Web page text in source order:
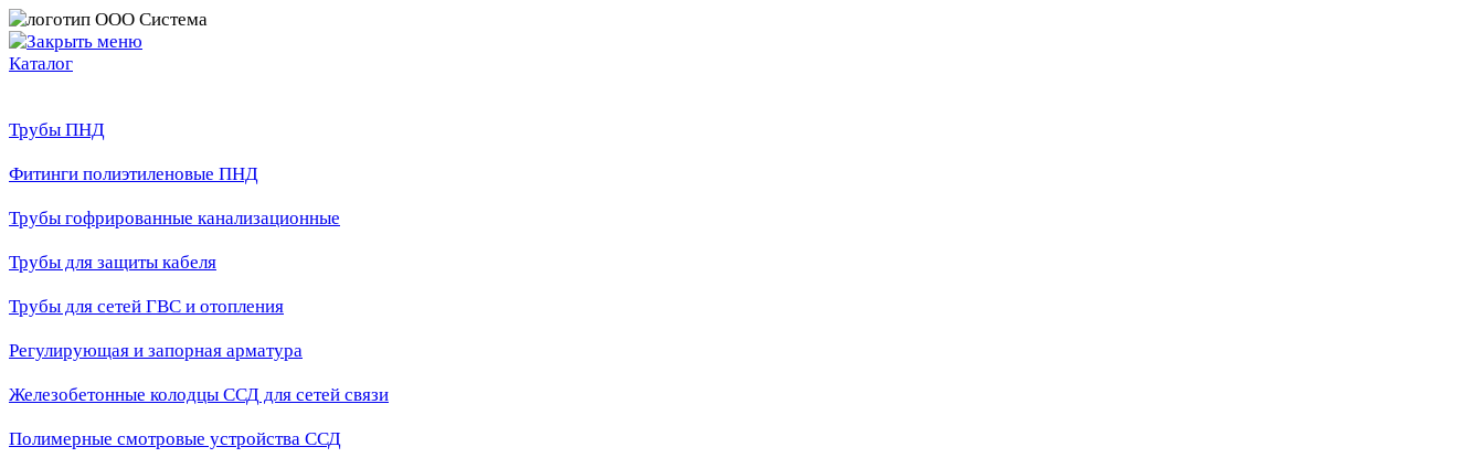
Каталог
Трубы ПНД
Фитинги полиэтиленовые ПНД
Трубы гофрированные канализационные
Трубы для защиты кабеля
Трубы для сетей ГВС и отопления
Регулирующая и запорная арматура
Железобетонные колодцы ССД для сетей связи
Полимерные смотровые устройства ССД